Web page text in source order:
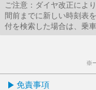
ご注意：ダイヤ改正によ
間前までに新しい時刻表
付を検索した場合は、乗
※
免責事項